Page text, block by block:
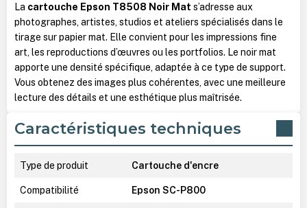
La cartouche Epson T8508 Noir Mat s’adresse aux
photographes, artistes, studios et ateliers spécialisés dans le
tirage sur papier mat. Elle convient pour les impressions fine
art, les reproductions d’œuvres ou les portfolios. Le noir mat
apporte une densité spécifique, adaptée à ce type de support.
Vous obtenez des images plus cohérentes, avec une meilleure
lecture des détails et une esthétique plus maîtrisée.
Caractéristiques techniques
Type de produit Cartouche d'encre
Compatibilité Epson SC-P800